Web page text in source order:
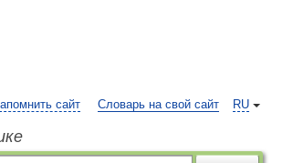
RU
сайт Словарь на свой сайт